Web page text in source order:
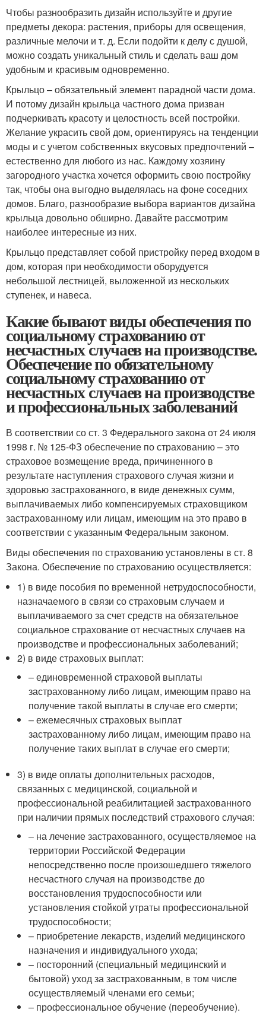
Чтобы разнообразить дизайн используйте и другие
предметы декора: растения, приборы для освещения,
различные мелочи и т. д. Если подойти к делу с душой,
можно создать уникальный стиль и сделать ваш дом
удобным и красивым одновременно.
Крыльцо – обязательный элемент парадной части дома.
И потому дизайн крыльца частного дома призван
подчеркивать красоту и целостность всей постройки.
Желание украсить свой дом, ориентируясь на тенденции
моды и с учетом собственных вкусовых предпочтений –
естественно для любого из нас. Каждому хозяину
загородного участка хочется оформить свою постройку
так, чтобы она выгодно выделялась на фоне соседних
домов. Благо, разнообразие выбора вариантов дизайна
крыльца довольно обширно. Давайте рассмотрим
наиболее интересные из них.
Крыльцо представляет собой пристройку перед входом в
дом, которая при необходимости оборудуется
небольшой лестницей, выложенной из нескольких
ступенек, и навеса.
Какие бывают виды обеспечения по
социальному страхованию от
несчастных случаев на производстве.
Обеспечение по обязательному
социальному страхованию от
несчастных случаев на производстве
и профессиональных заболеваний
В соответствии со ст. 3 Федерального закона от 24 июля
1998 г. № 125-ФЗ обеспечение по страхованию – это
страховое возмещение вреда, причиненного в
результате наступления страхового случая жизни и
здоровью застрахованного, в виде денежных сумм,
выплачиваемых либо компенсируемых страховщиком
застрахованному или лицам, имеющим на это право в
соответствии с указанным Федеральным законом.
Виды обеспечения по страхованию установлены в ст. 8
Закона. Обеспечение по страхованию осуществляется:
1) в виде пособия по временной нетрудоспособности,
назначаемого в связи со страховым случаем и
выплачиваемого за счет средств на обязательное
социальное страхование от несчастных случаев на
производстве и профессиональных заболеваний;
2) в виде страховых выплат:
– единовременной страховой выплаты
застрахованному либо лицам, имеющим право на
получение такой выплаты в случае его смерти;
– ежемесячных страховых выплат
застрахованному либо лицам, имеющим право на
получение таких выплат в случае его смерти;
3) в виде оплаты дополнительных расходов,
связанных с медицинской, социальной и
профессиональной реабилитацией застрахованного
при наличии прямых последствий страхового случая:
– на лечение застрахованного, осуществляемое на
территории Российской Федерации
непосредственно после произошедшего тяжелого
несчастного случая на производстве до
восстановления трудоспособности или
установления стойкой утраты профессиональной
трудоспособности;
– приобретение лекарств, изделий медицинского
назначения и индивидуального ухода;
– посторонний (специальный медицинский и
бытовой) уход за застрахованным, в том числе
осуществляемый членами его семьи;
– профессиональное обучение (переобучение).